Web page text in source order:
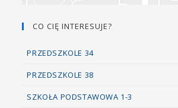
CO CIĘ INTERESUJE?
PRZEDSZKOLE 34
PRZEDSZKOLE 38
SZKOŁA PODSTAWOWA 1-3